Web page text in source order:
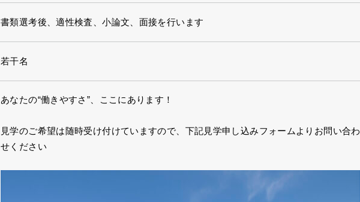
書類選考後、適性検査、小論文、面接を行います
若干名
あなたの“働きやすさ”、ここにあります！
見学のご希望は随時受け付けていますので、下記見学申し込みフォームよりお問い合わ
せください